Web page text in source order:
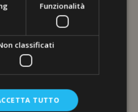
Funzionalità
classificati
TUTTO